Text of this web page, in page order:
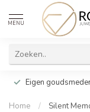
MENU
Eigen
Home / Silent